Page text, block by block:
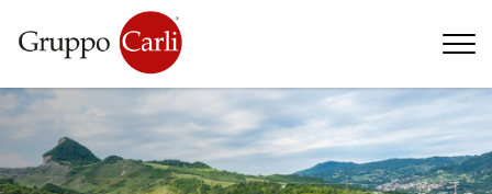
T—info@gruppocarli.com